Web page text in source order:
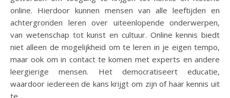
online. Hierdoor kunnen mensen van alle leeftijden en
achtergronden leren over uiteenlopende onderwerpen,
van wetenschap tot kunst en cultuur. Online kennis biedt
niet alleen de mogelijkheid om te leren in je eigen tempo,
maar ook om in contact te komen met experts en andere
leergierige mensen. Het democratiseert educatie,
waardoor iedereen de kans krijgt om zijn of haar kennis uit